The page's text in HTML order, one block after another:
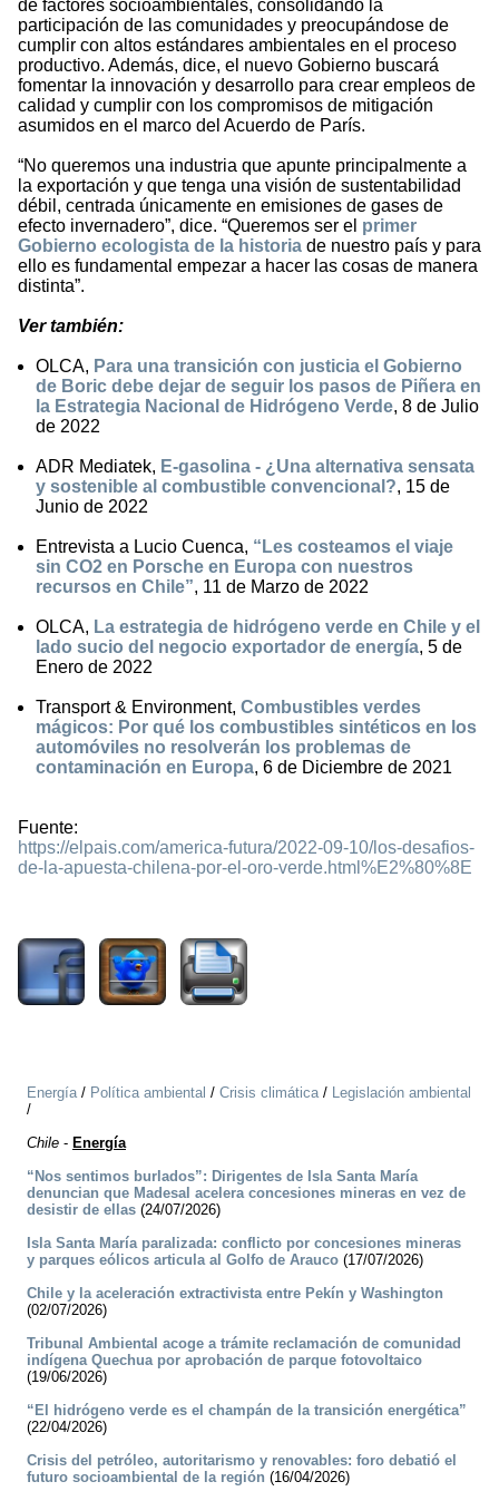
de factores socioambientales, consolidando la
participación de las comunidades y preocupándose de
cumplir con altos estándares ambientales en el proceso
productivo. Además, dice, el nuevo Gobierno buscará
fomentar la innovación y desarrollo para crear empleos de
calidad y cumplir con los compromisos de mitigación
asumidos en el marco del Acuerdo de París.
“No queremos una industria que apunte principalmente a
la exportación y que tenga una visión de sustentabilidad
débil, centrada únicamente en emisiones de gases de
efecto invernadero”, dice. “Queremos ser el primer
Gobierno ecologista de la historia de nuestro país y para
ello es fundamental empezar a hacer las cosas de manera
distinta”.
Ver también:
OLCA, Para una transición con justicia el Gobierno
de Boric debe dejar de seguir los pasos de Piñera en
la Estrategia Nacional de Hidrógeno Verde, 8 de Julio
de 2022
ADR Mediatek, E-gasolina - ¿Una alternativa sensata
y sostenible al combustible convencional?, 15 de
Junio de 2022
Entrevista a Lucio Cuenca, “Les costeamos el viaje
sin CO2 en Porsche en Europa con nuestros
recursos en Chile”, 11 de Marzo de 2022
OLCA, La estrategia de hidrógeno verde en Chile y el
lado sucio del negocio exportador de energía, 5 de
Enero de 2022
Transport & Environment, Combustibles verdes
mágicos: Por qué los combustibles sintéticos en los
automóviles no resolverán los problemas de
contaminación en Europa, 6 de Diciembre de 2021
Fuente:
https://elpais.com/america-futura/2022-09-10/los-desafios-
de-la-apuesta-chilena-por-el-oro-verde.html%E2%80%8E
Energía/ Política ambiental / Crisis climática/ Legislación ambiental
/
Chile - Energía
“Nos sentimos burlados”: Dirigentes de Isla Santa María
denuncian que Madesal acelera concesiones mineras en vez de
desistir de ellas (24/07/2026)
Isla Santa María paralizada: conflicto por concesiones mineras
y parques eólicos articula al Golfo de Arauco (17/07/2026)
Chile y la aceleración extractivista entre Pekín y Washington
(02/07/2026)
Tribunal Ambiental acoge a trámite reclamación de comunidad
indígena Quechua por aprobación de parque fotovoltaico
(19/06/2026)
“El hidrógeno verde es el champán de la transición energética”
(22/04/2026)
Crisis del petróleo, autoritarismo y renovables: foro debatió el
futuro socioambiental de la región (16/04/2026)